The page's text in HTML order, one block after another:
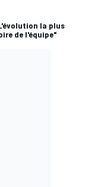
la plus
de l'équipe"